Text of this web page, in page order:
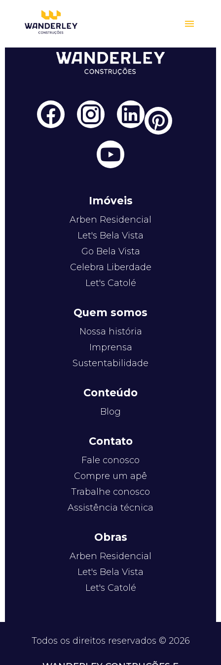
Compre online
Imóveis
Arben Residencial
Let's Bela Vista
Go Bela Vista
Celebra Liberdade
Let's Catolé
Quem somos
Nossa história
Imprensa
Sustentabilidade
Conteúdo
Blog
Contato
Fale conosco
Compre um apê
Trabalhe conosco
Assistência técnica
Obras
Arben Residencial
Let's Bela Vista
Let's Catolé
Todos os direitos reservados © 2026